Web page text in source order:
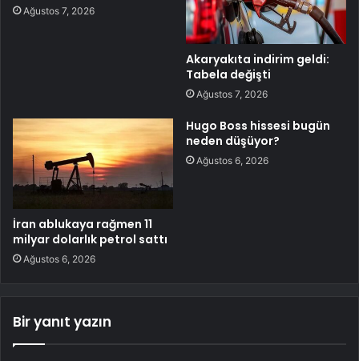
Ağustos 7, 2026
Akaryakıta indirim geldi:
Tabela değişti
Ağustos 7, 2026
İran ablukaya rağmen 11
milyar dolarlık petrol sattı
Ağustos 6, 2026
Hugo Boss hissesi bugün
neden düşüyor?
Ağustos 6, 2026
Bir yanıt yazın